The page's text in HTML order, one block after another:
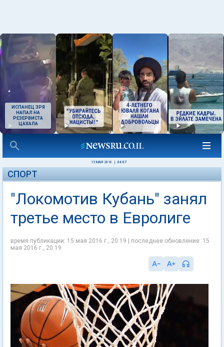
ИСПАНЕЦ ЗРЯ
НАПАЛ НА
РЕЗЕРВИСТА
ЦАХАЛА
15 МАЯ 2016 04:07
СПОРТ
"Локомотив Кубань" занял
третье место в Евролиге
время публикации: 15 мая 2016 г., 20:19 | последнее обновление: 15
мая 2016 г., 20:19